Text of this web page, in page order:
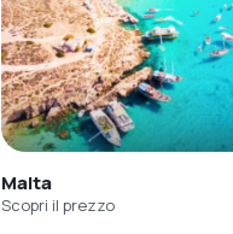
Malta
Scopri il prezzo